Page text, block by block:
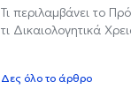
Τι περιλαμβάνει το
τι Δικαιολογητικά
Δες όλο το άρθρο